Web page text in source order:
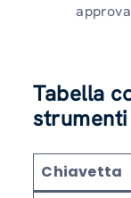
Tabella
Chiavetta